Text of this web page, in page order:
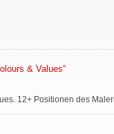
& Values“
12+ Positionen des